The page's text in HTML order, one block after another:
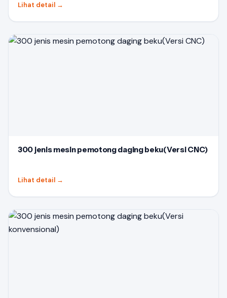
Lihat detail →
300 jenis mesin pemotong daging beku(Versi CNC)
Lihat detail →